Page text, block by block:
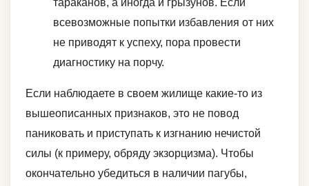
всевозможные попытки избавления от них
не приводят к успеху, пора провести
диагностику на порчу.
Если наблюдаете в своем жилище какие-то из
вышеописанных признаков, это не повод
паниковать и приступать к изгнанию нечистой
силы (к примеру, обряду экзорцизма). Чтобы
окончательно убедиться в наличии пагубы,